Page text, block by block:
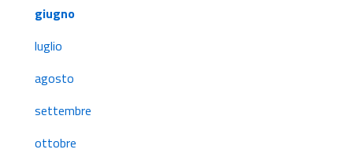
giugno
luglio
agosto
settembre
ottobre